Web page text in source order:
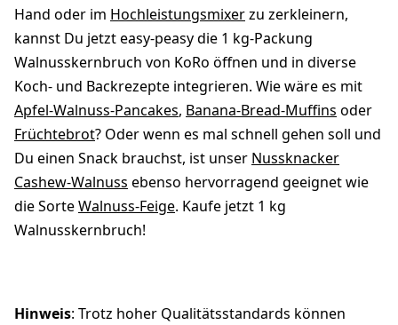
Hand oder im Hochleistungsmixerzu zerkleinern,
kannst Du jetzt easy-peasy die 1 kg-Packung
Walnusskernbruch von KoRo öffnen und in diverse
Koch- und Backrezepte integrieren. Wie wäre es mit
Apfel-Walnuss-Pancakes, Banana-Bread-Muffins oder
Früchtebrot? Oder wenn es mal schnell gehen soll und
Du einen Snack brauchst, ist unser Nussknacker
Cashew-Walnuss ebenso hervorragend geeignet wie
die SorteWalnuss-Feige. Kaufe jetzt 1 kg
Walnusskernbruch!
Hinweis: Trotz hoher Qualitätsstandards können